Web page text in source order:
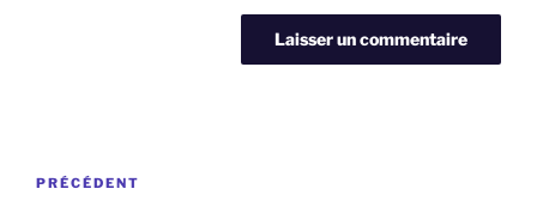
Navigation
Article
PRÉCÉDENT